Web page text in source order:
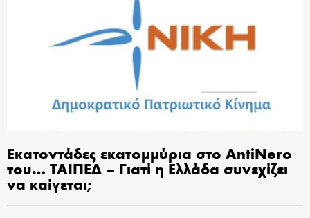
Εκατοντάδες εκατομμύρια στο AntiNero
του… ΤΑΙΠΕΔ – Γιατί η Ελλάδα συνεχίζει
να καίγεται;